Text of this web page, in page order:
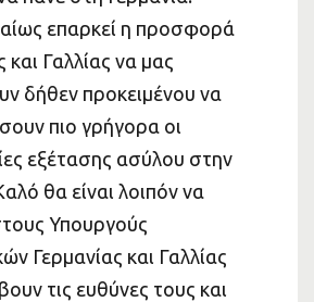
επαρκεί η προσφορά
και Γαλλίας να μας
δήθεν προκειμένου να
πιο γρήγορα οι
εξέτασης ασύλου στην
θα είναι λοιπόν να
Υπουργούς
Γερμανίας και Γαλλίας
τις ευθύνες τους και